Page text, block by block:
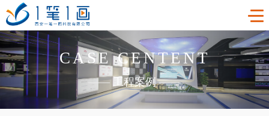
首页
工程案例
CASE CENTENT
—— 工程案例 ——